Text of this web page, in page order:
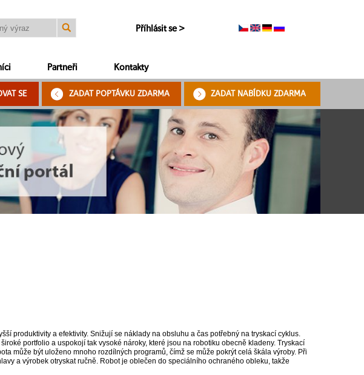
Příhlásit se >
Partneři Kontakty
SE ZADAT POPTÁVKU ZDARMA ZADAT NABÍDKU ZDARMA
produktivity a efektivity. Snižují se náklady na obsluhu a čas potřebný na tryskací cyklus.
široké portfolio a uspokojí tak vysoké nároky, které jsou na robotiku obecně kladeny. Tryskací
může být uloženo mnoho rozdílných programů, čímž se může pokrýt celá škála výroby. Při
a výrobek otryskat ručně. Robot je oblečen do speciálního ochraného obleku, takže